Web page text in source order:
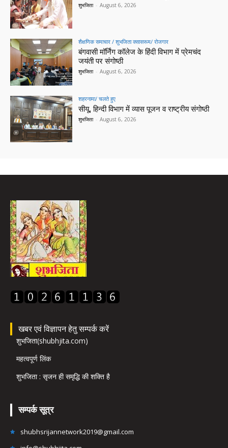
शुभजिता - August 6, 2026
शैक्षणिक समाचार / शुभजिता क्सासरूम/ रोजगार
बंगवासी मॉर्निंग कॉलेज के हिंदी विभाग में प्रेमचंद
जयंती पर संगोष्ठी
शुभजिता - August 6, 2026
शहरनामा/ चलते हुए
सीयू, हिन्दी विभाग में व्यास पूजन व राष्ट्रीय संगोष्ठी
शुभजिता - August 6, 2026
खबर एवं विज्ञापन हेतु सम्पर्क करें
शुभजिता(shubhjita.com)
महत्वपूर्ण लिंक
शुभजिता : सृजन ही समृद्धि की शक्ति है
सम्पर्क सूत्र
shubhsrijannetwork2019@gmail.com